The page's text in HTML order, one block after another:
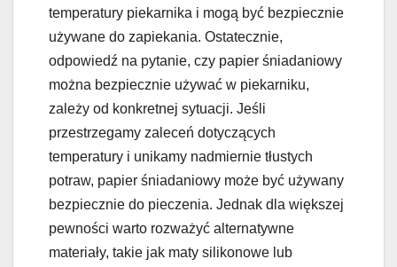
temperatury piekarnika i mogą być bezpiecznie
używane do zapiekania. Ostatecznie,
odpowiedź na pytanie, czy papier śniadaniowy
można bezpiecznie używać w piekarniku,
zależy od konkretnej sytuacji. Jeśli
przestrzegamy zaleceń dotyczących
temperatury i unikamy nadmiernie tłustych
potraw, papier śniadaniowy może być używany
bezpiecznie do pieczenia. Jednak dla większej
pewności warto rozważyć alternatywne
materiały, takie jak maty silikonowe lub